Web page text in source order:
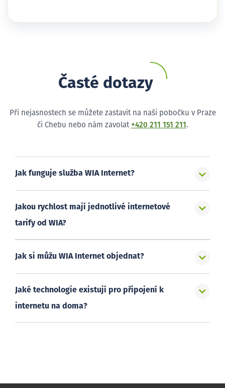
Časté dotazy
Při nejasnostech se můžete zastavit na naši pobočku v Praze
či Chebu nebo nám zavolat +420 211 151 211 .
Jak funguje služba WIA Internet?
Jakou rychlost mají jednotlivé internetové
tarify od WIA?
Jak si můžu WIA Internet objednat?
Jaké technologie existují pro připojení k
internetu na doma?